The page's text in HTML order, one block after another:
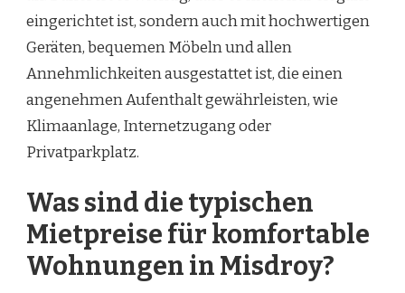
eingerichtet ist, sondern auch mit hochwertigen
Geräten, bequemen Möbeln und allen
Annehmlichkeiten ausgestattet ist, die einen
angenehmen Aufenthalt gewährleisten, wie
Klimaanlage, Internetzugang oder
Privatparkplatz.
Was sind die typischen
Mietpreise für komfortable
Wohnungen in Misdroy?